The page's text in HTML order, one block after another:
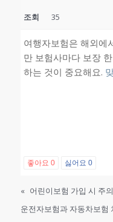
조회 35
여행자보험은 해외에
만 보험사마다 보장
하는 것이 중요해요.
좋아요 0 싫어요 0
« 어린이보험 가입 시 주
운전자보험과 자동차보험